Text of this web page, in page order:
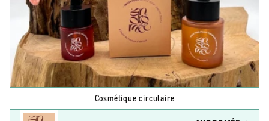
Cosmétique circulaire